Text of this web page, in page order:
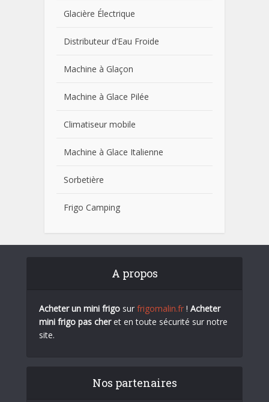
Glacière Électrique
Distributeur d’Eau Froide
Machine à Glaçon
Machine à Glace Pilée
Climatiseur mobile
Machine à Glace Italienne
Sorbetière
Frigo Camping
A propos
Acheter un mini frigo sur frigomalin.fr ! Acheter
mini frigo pas cheret en toute sécurité sur notre
site.
Nos partenaires